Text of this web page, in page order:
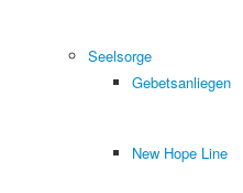
Seelsorge
Gebetsanliegen
New Hope Line